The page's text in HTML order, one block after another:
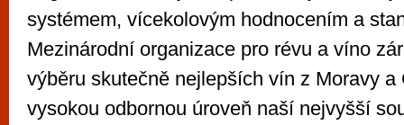
systémem, vícekolovým hodnocením a
Mezinárodní organizace pro révu a víno
výběru skutečně nejlepších vín z Moravy a
vysokou odbornou úroveň naší nejvyšší